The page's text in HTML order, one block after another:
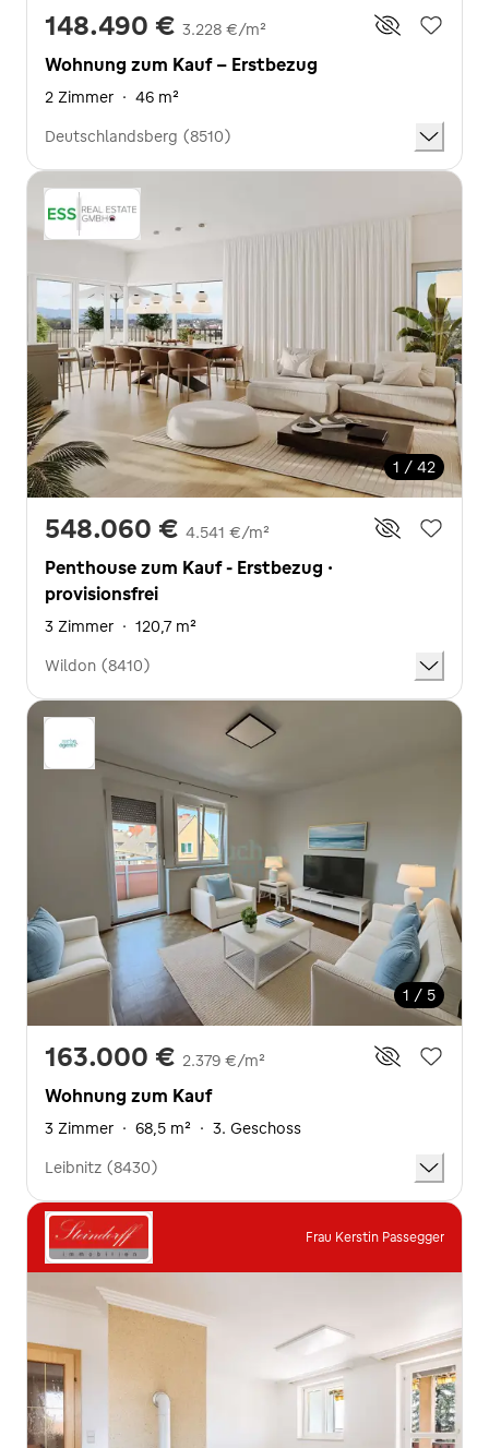
148.490 € 3.228 €/m²
Wohnung zum Kauf - Erstbezug
2 Zimmer · 46 m²
Deutschlandsberg (8510)
1 / 42
548.060 € 4.541 €/m²
Penthouse zum Kauf - Erstbezug ·
provisionsfrei
3 Zimmer · 120,7 m²
Wildon (8410)
1 / 5
163.000 € 2.379 €/m²
Wohnung zum Kauf
3 Zimmer · 68,5 m² · 3. Geschoss
Leibnitz (8430)
Frau Kerstin Passegger